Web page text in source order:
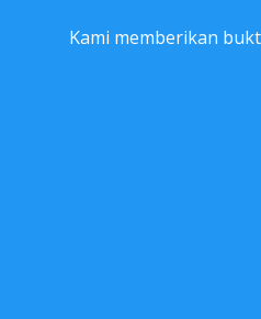
Kami memberikan